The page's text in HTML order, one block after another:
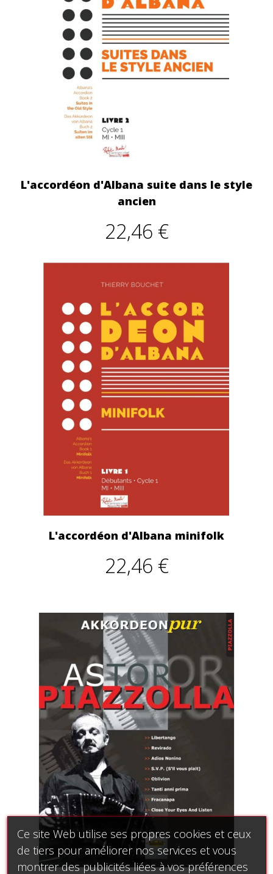
L'accordéon d'Albana suite dans le style
ancien
22,46 €
L'accordéon d'Albana minifolk
22,46 €
Ce site Web utilise ses propres cookies et ceux
de tiers pour améliorer nos services et vous
montrer des publicités liées à vos préférences